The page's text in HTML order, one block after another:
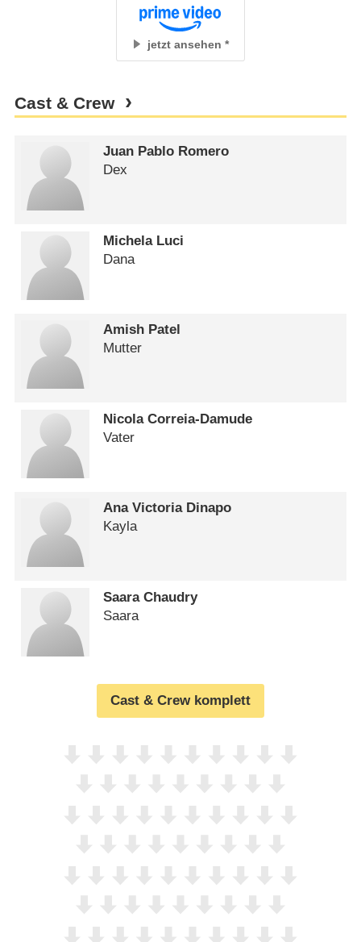
jetzt ansehen
Cast & Crew
Juan Pablo Romero
Dex
Michela Luci
Dana
Amish Patel
Mutter
Nicola Correia-Damude
Vater
Ana Victoria Dinapo
Kayla
Saara Chaudry
Saara
Cast & Crew komplett